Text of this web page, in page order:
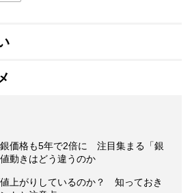
価格も5年で2倍に 注目集まる「銀
動きはどう違うのか
上がりしているのか？ 知っておき